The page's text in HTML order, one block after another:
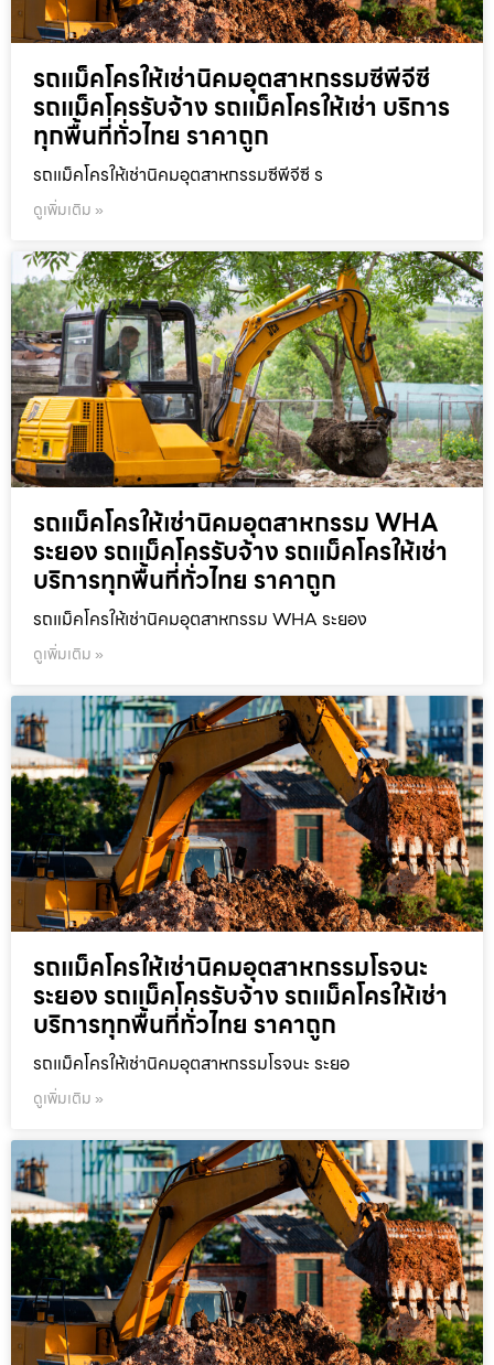
รถแม็คโครให้เช่านิคมอุตสาหกรรมซีพีจีซี
รถแม็คโครรับจ้าง รถแม็คโครให้เช่า บริการ
ทุกพื้นที่ทั่วไทย ราคาถูก
รถแม็คโครให้เช่านิคมอุตสาหกรรมซีพีจีซี ร
ดูเพิ่มเติม »
รถแม็คโครให้เช่านิคมอุตสาหกรรม WHA
ระยอง รถแม็คโครรับจ้าง รถแม็คโครให้เช่า
บริการทุกพื้นที่ทั่วไทย ราคาถูก
รถแม็คโครให้เช่านิคมอุตสาหกรรม WHA ระยอง
ดูเพิ่มเติม »
รถแม็คโครให้เช่านิคมอุตสาหกรรมโรจนะ
ระยอง รถแม็คโครรับจ้าง รถแม็คโครให้เช่า
บริการทุกพื้นที่ทั่วไทย ราคาถูก
รถแม็คโครให้เช่านิคมอุตสาหกรรมโรจนะ ระยอ
ดูเพิ่มเติม »